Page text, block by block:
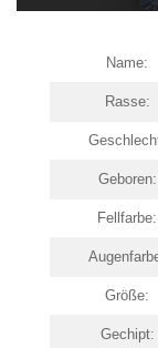
Name:
Rasse:
Geboren:
Fellfarbe:
Größe:
Gechipt: